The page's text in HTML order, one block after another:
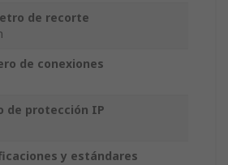
de recorte
de conexiones
de protección IP
y estándares